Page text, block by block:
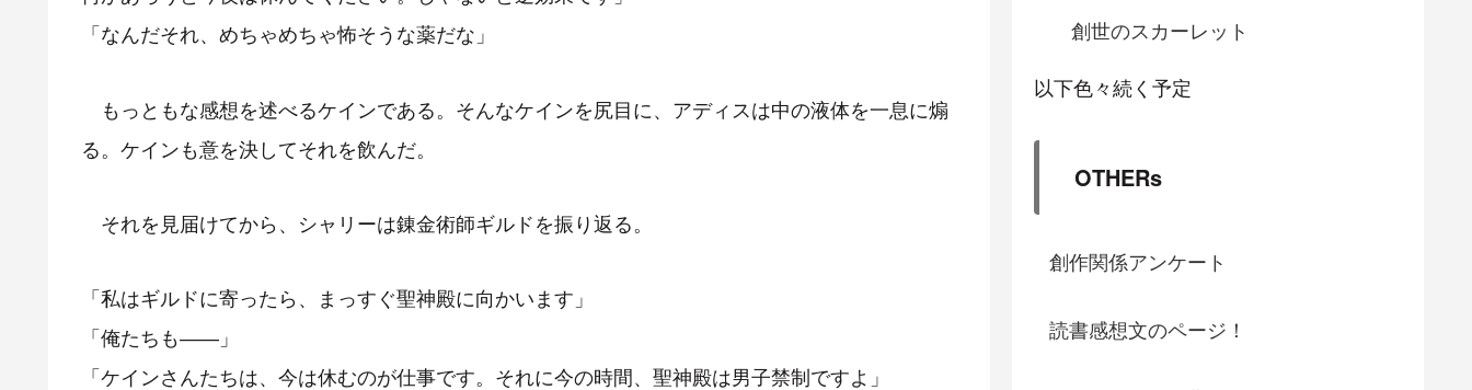
「なんだそれ、めちゃめちゃ怖そうな薬だな」
もっともな感想を述べるケインである。そんなケインを尻目に、アディスは中の液体を一息に煽
る。ケインも意を決してそれを飲んだ。
それを見届けてから、シャリーは錬金術師ギルドを振り返る。
「私はギルドに寄ったら、まっすぐ聖神殿に向かいます」
「俺たちも――」
「ケインさんたちは、今は休むのが仕事です。それに今の時間、聖神殿は男子禁制ですよ」
創世のスカーレット
以下色々続く予定
OTHERs
創作関係アンケート
読書感想文のページ！